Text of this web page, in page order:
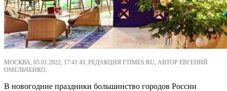
МОСКВА, 05.01.2022, 17:41:43, РЕДАКЦИЯ FTIMES.RU, АВТОР ЕВГЕНИЙ
ОМЕЛЬЧЕНКО.
В новогодние праздники большинство городов России